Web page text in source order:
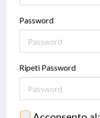
Password
Ripeti Password